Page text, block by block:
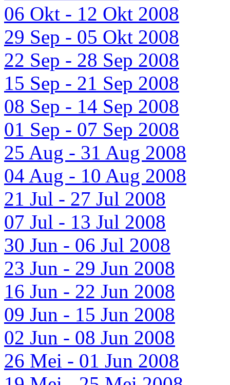
06 Okt - 12 Okt 2008
29 Sep - 05 Okt 2008
22 Sep - 28 Sep 2008
15 Sep - 21 Sep 2008
08 Sep - 14 Sep 2008
01 Sep - 07 Sep 2008
25 Aug - 31 Aug 2008
04 Aug - 10 Aug 2008
21 Jul - 27 Jul 2008
07 Jul - 13 Jul 2008
30 Jun - 06 Jul 2008
23 Jun - 29 Jun 2008
16 Jun - 22 Jun 2008
09 Jun - 15 Jun 2008
02 Jun - 08 Jun 2008
26 Mei - 01 Jun 2008